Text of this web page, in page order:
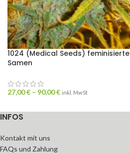
1024 (Medical Seeds) feminisierte
Samen
27,00€ – 90,00€ inkl. MwSt
INFOS
Kontakt mit uns
FAQs und Zahlung